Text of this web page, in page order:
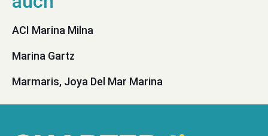
ACI Marina Milna
Marina Gartz
Marmaris, Joya Del Mar Marina